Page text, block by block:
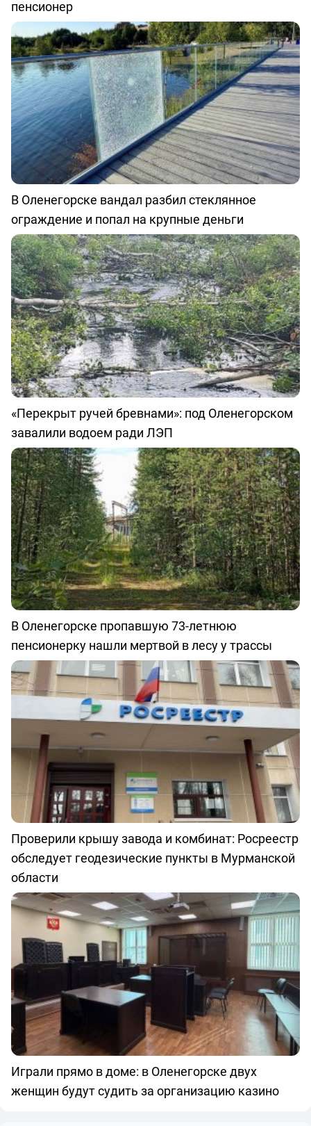
пенсионер
В Оленегорске вандал разбил стеклянное
ограждение и попал на крупные деньги
«Перекрыт ручей бревнами»: под Оленегорском
завалили водоем ради ЛЭП
В Оленегорске пропавшую 73-летнюю
пенсионерку нашли мертвой в лесу у трассы
Проверили крышу завода и комбинат: Росреестр
обследует геодезические пункты в Мурманской
области
Играли прямо в доме: в Оленегорске двух
женщин будут судить за организацию казино